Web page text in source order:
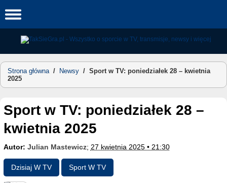
to
Strona główna/ Newsy / Sport w TV: poniedziałek 28 – kwietnia
2025
Sport w TV: poniedziałek 28 –
kwietnia 2025
Autor: Julian Mastewicz; 27 kwietnia 2025 • 21:30
Dzisiaj W TV Sport W TV